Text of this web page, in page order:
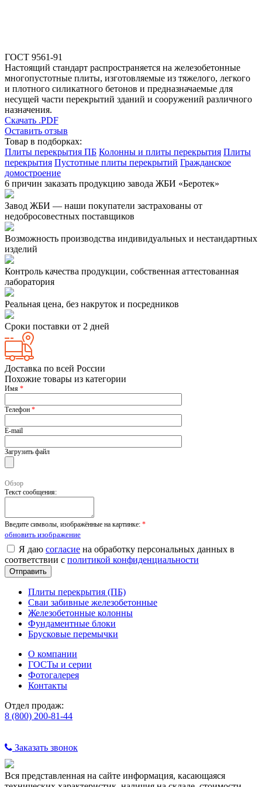
ГОСТ 9561-91
Настоящий стандарт распространяется на железобетонные
многопустотные плиты, изготовляемые из тяжелого, легкого
и плотного силикатного бетонов и предназначаемые для
несущей части перекрытий зданий и сооружений различного
назначения.
Скачать .PDF
Оставить отзыв
Товар в подборках:
Плиты перекрытия ПБ Колонны и плиты перекрытия Плиты
перекрытия Пустотные плиты перекрытий Гражданское
домостроение
6 причин заказать продукцию завода ЖБИ «Беротек»
Завод ЖБИ — наши покупатели застрахованы от
недобросовестных поставщиков
Возможность производства индивидуальных и нестандартных
изделий
Контроль качества продукции, собственная аттестованная
лаборатория
Реальная цена, без накруток и посредников
Сроки поставки от 2 дней
Доставка по всей России
Похожие товары из категории
Имя *
Телефон *
E-mail
Загрузить файл
Обзор
Текст сообщения:
Введите символы, изображённые на картинке: *
обновить изображение
Я даю согласие на обработку персональных данных в
соответствии с политикой конфиденциальности
Плиты перекрытия (ПБ)
Сваи забивные железобетонные
Железобетонные колонны
Фундаментные блоки
Брусковые перемычки
О компании
ГОСТы и серии
Фотогалерея
Контакты
Отдел продаж:
8 (800) 200-81-44
Заказать звонок
Вся представленная на сайте информация, касающаяся